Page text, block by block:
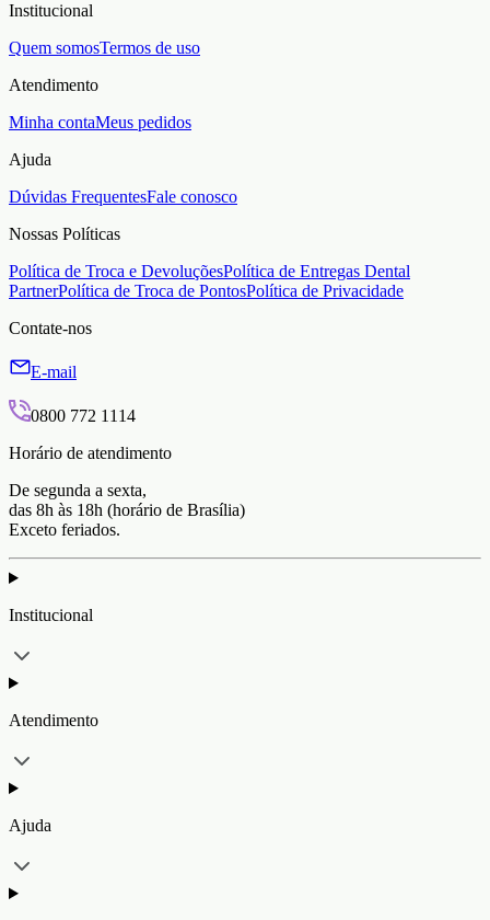
Institucional
Quem somosTermos de uso
Atendimento
Minha contaMeus pedidos
Ajuda
Dúvidas FrequentesFale conosco
Nossas Políticas
Política de Troca e DevoluçõesPolítica de Entregas Dental
PartnerPolítica de Troca de PontosPolítica de Privacidade
Contate-nos
E-mail
0800 772 1114
Horário de atendimento
De segunda a sexta,
das 8h às 18h (horário de Brasília)
Exceto feriados.
Institucional
Atendimento
Ajuda